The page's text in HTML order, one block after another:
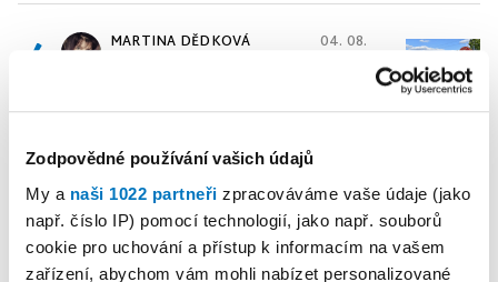
Zodpovědné používání vašich údajů
My a naši 1022 partneři zpracováváme vaše údaje (jako
např. číslo IP) pomocí technologií, jako např. souborů
cookie pro uchování a přístup k informacím na vašem
zařízení, abychom vám mohli nabízet personalizované
4
MARTINA DĚDKOVÁ
04. 08.
5 PETRA KLEMENTOVÁ 16. 07. 2026
Publicistika•„A přece se